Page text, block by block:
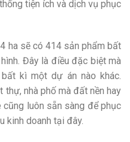
tiện ích và dịch vụ phục
ha sẽ có 414 sản phẩm bất
Đây là điều đặc biệt mà
kì một dự án nào khác.
thự, nhà phố mà đất nền hay
cũng luôn sẵn sàng để phục
kinh doanh tại đây.